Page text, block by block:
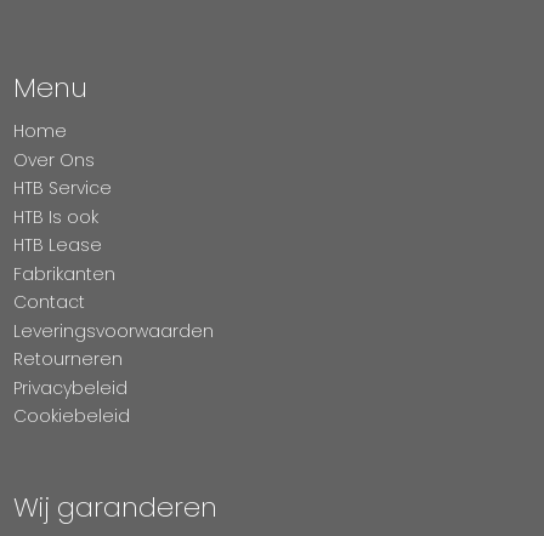
Menu
Home
Over Ons
HTB Service
HTB Is ook
HTB Lease
Fabrikanten
Contact
Leveringsvoorwaarden
Retourneren
Privacybeleid
Cookiebeleid
Wij garanderen